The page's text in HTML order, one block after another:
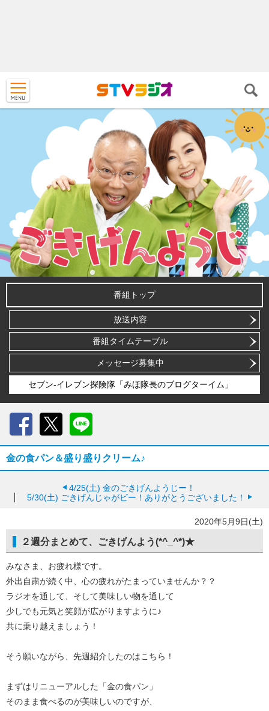
番組トップ
放送内容
番組タイムテーブル
メッセージ募集中
セブン-イレブン探険隊「みほ隊長のブログターイム」
金の食パン＆盛り盛りクリーム♪
4/25(土) 金のごきげんようじー！
5/30(土) ごきげんじゃがビー！ありがとうございました！
2020年5月9日(土)
２週分まとめて、ごきげんよう(*^_^*)★
みなさま、お疲れ様です。
外出自粛が続く中、心の疲れがたまっていませんか？？
ラジオを通して、そして美味しい物を通して
少しでも元気と笑顔が広がりますように♪
共に乗り越えましょう！
そう願いながら、先週紹介したのはこちら！
まずはリニューアルした「金の食パン」
そのまま食べるのが美味しいのですが、